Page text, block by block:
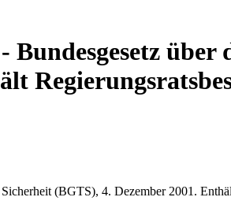
(BGTS), 4. Dezember 2001.